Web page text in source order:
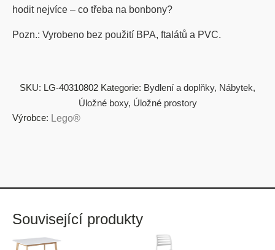
hodit nejvíce – co třeba na bonbony?
Pozn.: Vyrobeno bez použití BPA, ftalátů a PVC.
SKU: LG-40310802 Kategorie: Bydlení a doplňky, Nábytek,
Úložné boxy, Úložné prostory
Výrobce: Lego®
Související produkty